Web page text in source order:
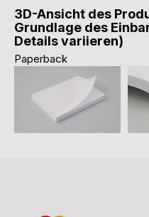
3D-Ansicht des
Grundlage des
Details variieren)
Paperback